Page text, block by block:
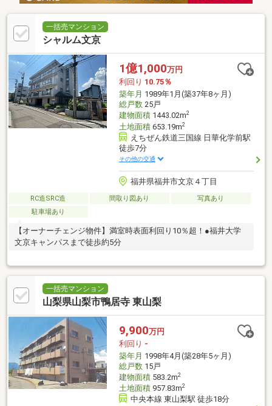
一括売マンション
シャルム文京
1億1,000万円
利回り 10.75％
築年月 1989年1月(築37年8ヶ月)
総戸数25戸
建物面積1443.02m2
土地面積653.19m2
えちぜん鉄道三国線 日華化学前駅
徒歩7分
その他の交通
福井県福井市文京４丁目
RC造SRC造 間取り図あり
写真あり
駐車場あり
【オーナーチェンジ物件】満室時表面利回り10％超！●福井大学
文京キャンパスまで徒歩約5分
一括売マンション
山梨県山梨市鴨居寺 東山梨
9,900万円
利回り -
築年月 1998年4月(築28年5ヶ月)
総戸数15戸
建物面積583.2m2
土地面積957.83m2
中央本線 東山梨駅 徒歩18分